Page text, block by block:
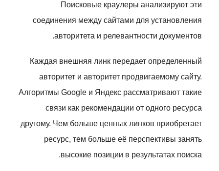
Поисковые краулеры анализируют эти
соединения между сайтами для установления
авторитета и релевантности документов.
Каждая внешняя линк передает определенный
авторитет и авторитет продвигаемому сайту.
Алгоритмы Google и Яндекс рассматривают такие
связи как рекомендации от одного ресурса
другому. Чем больше ценных линков приобретает
ресурс, тем больше её перспективы занять
высокие позиции в результатах поиска.